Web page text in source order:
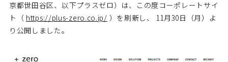
京都世田谷区、以下プラスゼロ）は、この度コーポレートサイ
ト（ https://plus-zero.co.jp/ ）を刷新し、 11月30日（月）よ
り公開しました。